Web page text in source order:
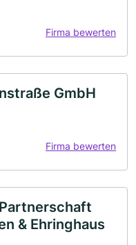
Firma bewerten
GmbH
Firma bewerten
& Ehringhaus